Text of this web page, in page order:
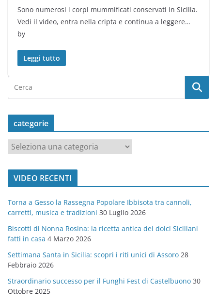
Sono numerosi i corpi mummificati conservati in Sicilia.
Vedi il video, entra nella cripta e continua a leggere…
by
Leggi tutto
categorie
a
t
o
r
i
e
VIDEO RECENTI
Torna a Gesso la Rassegna Popolare Ibbisota tra cannoli,
carretti, musica e tradizioni 30 Luglio 2026
Biscotti di Nonna Rosina: la ricetta antica dei dolci Siciliani
fatti in casa 4 Marzo 2026
Settimana Santa in Sicilia: scopri i riti unici di Assoro 28
Febbraio 2026
Straordinario successo per il Funghi Fest di Castelbuono 30
Ottobre 2025